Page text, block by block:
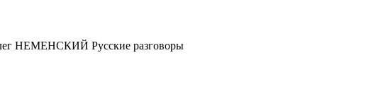
НЕМЕНСКИЙ Русские разговоры